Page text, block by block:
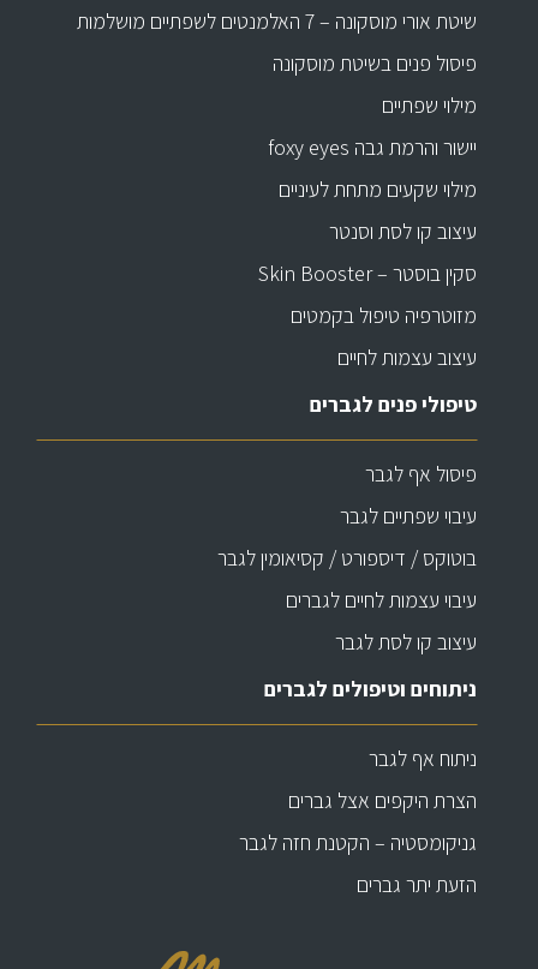
שיטת אורי מוסקונה – 7 האלמנטים לשפתיים מושלמות
פיסול פנים בשיטת מוסקונה
מילוי שפתיים
יישור והרמת גבה foxy eyes
מילוי שקעים מתחת לעיניים
עיצוב קו לסת וסנטר
סקין בוסטר – Skin Booster
מזוטרפיה טיפול בקמטים
עיצוב עצמות לחיים
טיפולי פנים לגברים
פיסול אף לגבר
עיבוי שפתיים לגבר
בוטוקס / דיספורט / קסיאומין לגבר
עיבוי עצמות לחיים לגברים
עיצוב קו לסת לגבר
ניתוחים וטיפולים לגברים
ניתוח אף לגבר
הצרת היקפים אצל גברים
גניקומסטיה – הקטנת חזה לגבר
הזעת יתר גברים